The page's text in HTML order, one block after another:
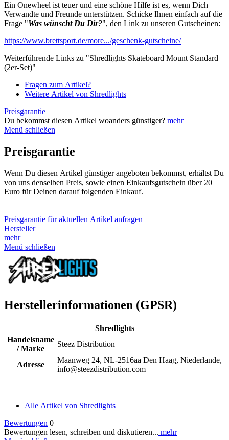
Ein Onewheel ist teuer und eine schöne Hilfe ist es, wenn Dich
Verwandte und Freunde unterstützen. Schicke Ihnen einfach auf die
Frage "Was wünscht Du Dir?", den Link zu unseren Gutscheinen:
https://www.brettsport.de/more.../geschenk-gutscheine/
Weiterführende Links zu "Shredlights Skateboard Mount Standard
(2er-Set)"
Fragen zum Artikel?
Weitere Artikel von Shredlights
Preisgarantie
Du bekommst diesen Artikel woanders günstiger? mehr
Menü schließen
Preisgarantie
Wenn Du diesen Artikel günstiger angeboten bekommst, erhältst Du
von uns denselben Preis, sowie einen Einkaufsgutschein über 20
Euro für Deinen darauf folgenden Einkauf.
Preisgarantie für aktuellen Artikel anfragen
Hersteller
mehr
Menü schließen
Herstellerinformationen (GPSR)
Shredlights
Handelsname
/ Marke
Steez Distribution
Adresse
Maanweg 24, NL-2516aa Den Haag, Niederlande,
info@steezdistribution.com
Alle Artikel von Shredlights
Bewertungen 0
Bewertungen lesen, schreiben und diskutieren... mehr